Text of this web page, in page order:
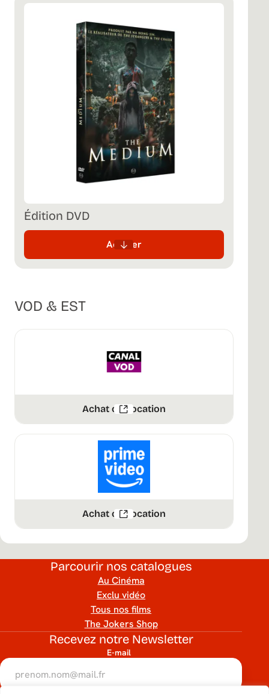
Édition DVD
Acheter
VOD & EST
Achat ou Location
Achat ou Location
Parcourir nos catalogues
Au Cinéma
Exclu vidéo
Tous nos films
The Jokers Shop
Recevez notre Newsletter
E-mail